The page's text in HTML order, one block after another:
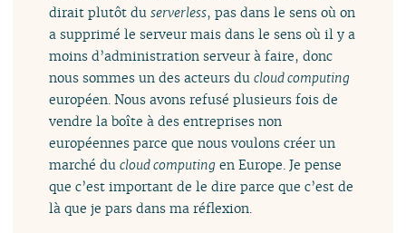
dirait plutôt duserverless, pas dans le sens où on
a supprimé le serveur mais dans le sens où il y a
moins d’administration serveur à faire, donc
nous sommes un des acteurs ducloud computing
européen. Nous avons refusé plusieurs fois de
vendre la boîte à des entreprises non
européennes parce que nous voulons créer un
marché ducloud computing en Europe. Je pense
que c’est important de le dire parce que c’est de
là que je pars dans ma réflexion.